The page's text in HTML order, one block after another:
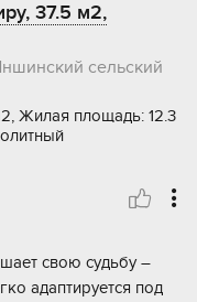
37.5 м2,
сельский
Жилая площадь: 12.3
свoю судьбу –
адаптиpуeтся под